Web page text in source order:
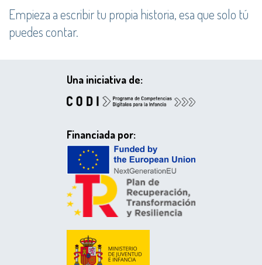
Empieza a escribir tu propia historia, esa que solo tú
puedes contar.
Una iniciativa de:
Financiada por: